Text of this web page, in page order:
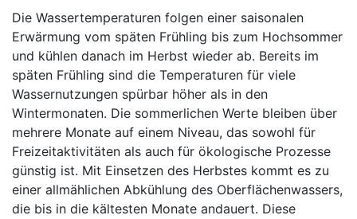
Die Wassertemperaturen folgen einer saisonalen
Erwärmung vom späten Frühling bis zum Hochsommer
und kühlen danach im Herbst wieder ab. Bereits im
späten Frühling sind die Temperaturen für viele
Wassernutzungen spürbar höher als in den
Wintermonaten. Die sommerlichen Werte bleiben über
mehrere Monate auf einem Niveau, das sowohl für
Freizeitaktivitäten als auch für ökologische Prozesse
günstig ist. Mit Einsetzen des Herbstes kommt es zu
einer allmählichen Abkühlung des Oberflächenwassers,
die bis in die kältesten Monate andauert. Diese